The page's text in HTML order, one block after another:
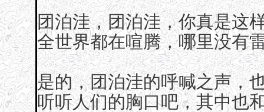
团泊洼，团泊洼，你真是这
全世界都在喧腾，哪里没有
是的，团泊洼的呼喊之声，
听听人们的胸口吧，其中也